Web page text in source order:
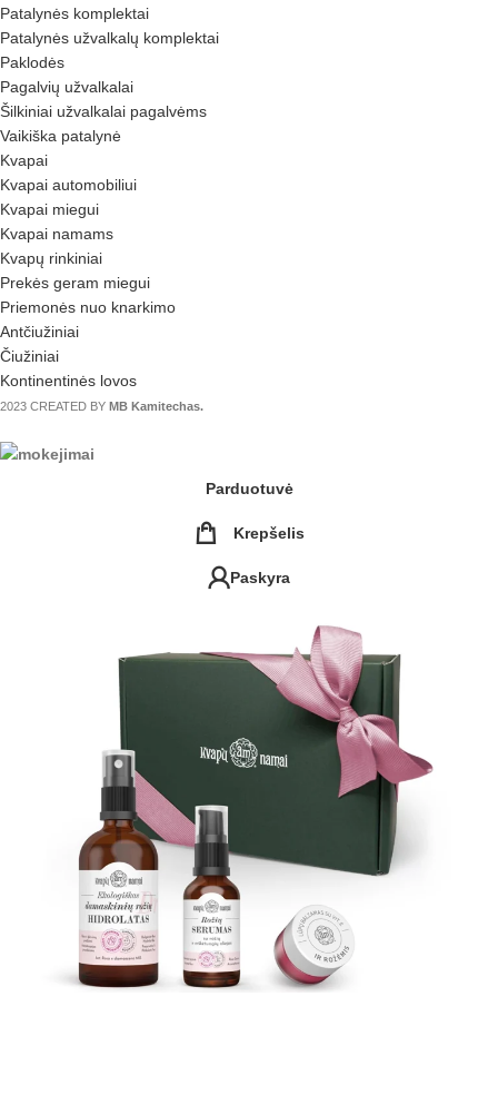
Patalynės komplektai
Patalynės užvalkalų komplektai
Paklodės
Pagalvių užvalkalai
Šilkiniai užvalkalai pagalvėms
Vaikiška patalynė
Kvapai
Kvapai automobiliui
Kvapai miegui
Kvapai namams
Kvapų rinkiniai
Prekės geram miegui
Priemonės nuo knarkimo
Antčiužiniai
Čiužiniai
Kontinentinės lovos
2023 CREATED BY MB Kamitechas.
Parduotuvė
Krepšelis
Paskyra